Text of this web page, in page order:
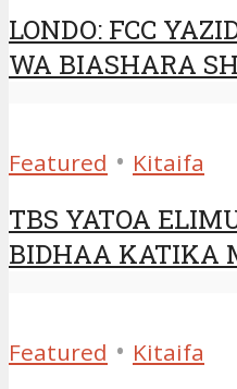
LONDO: FCC
WA BIASHARA
Featured • Kitaifa
TBS YATOA
BIDHAA KATIKA
Featured • Kitaifa